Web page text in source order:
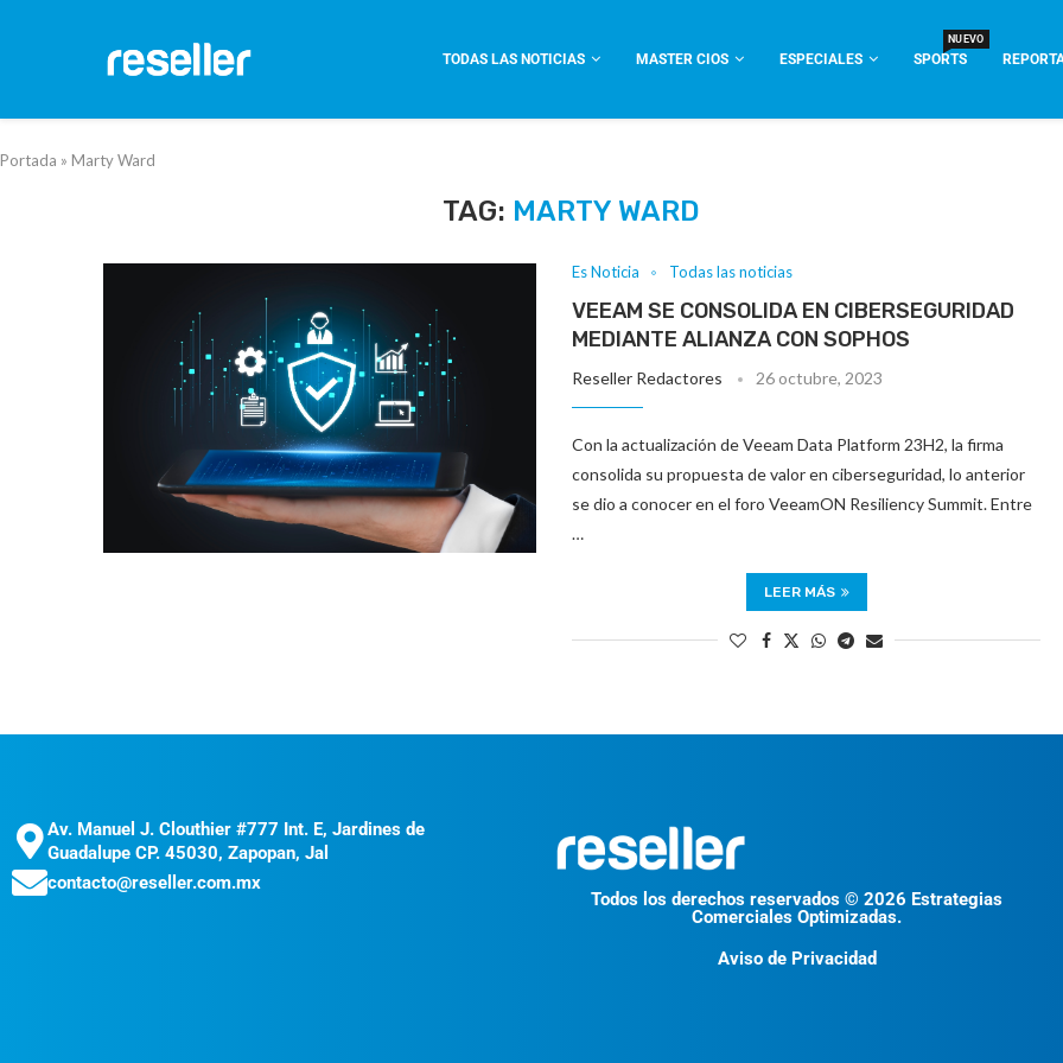
TODAS LAS NOTICIAS MASTER CIOS ESPECIALES SPORTS
NUEVO
Portada » Marty Ward
TAG: MARTY WARD
Es Noticia Todas las noticias
VEEAM SE CONSOLIDA EN CIBERSEGURIDAD
MEDIANTE ALIANZA CON SOPHOS
Reseller Redactores 26 octubre, 2023
Con la actualización de Veeam Data Platform 23H2, la firma
consolida su propuesta de valor en ciberseguridad, lo anterior
se dio a conocer en el foro VeeamON Resiliency Summit. Entre
…
LEER MÁS
Av. Manuel J. Clouthier #777 Int. E, Jardines de
Guadalupe CP. 45030, Zapopan, Jal
contacto@reseller.com.mx
Todos los derechos reservados © 2026 Estrategias
Comerciales Optimizadas.
Aviso de Privacidad